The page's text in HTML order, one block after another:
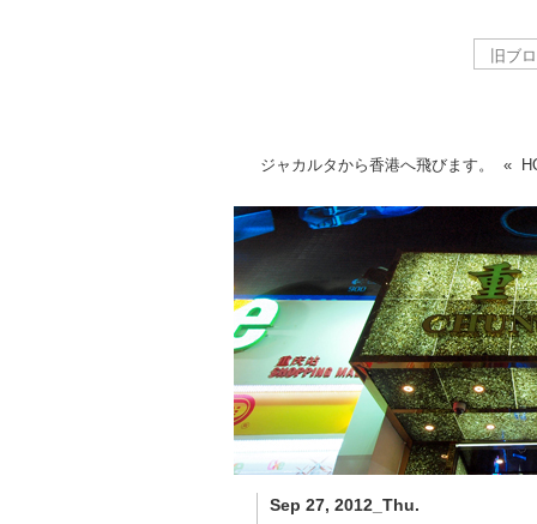
ジャカルタから香港へ飛びます。 «
Sep 27, 2012_Thu.